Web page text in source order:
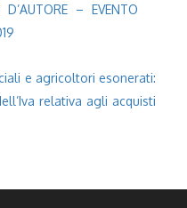
– EVENTO
e agricoltori esonerati:
relativa agli acquisti